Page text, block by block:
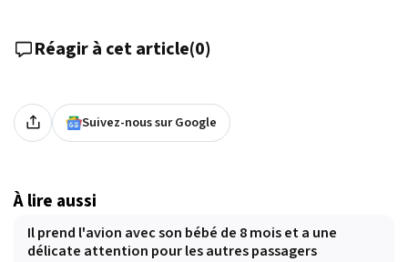
Réagir à cet article(0)
Suivez-nous sur Google
À lire aussi
Il prend l'avion avec son bébé de 8 mois et a une
délicate attention pour les autres passagers